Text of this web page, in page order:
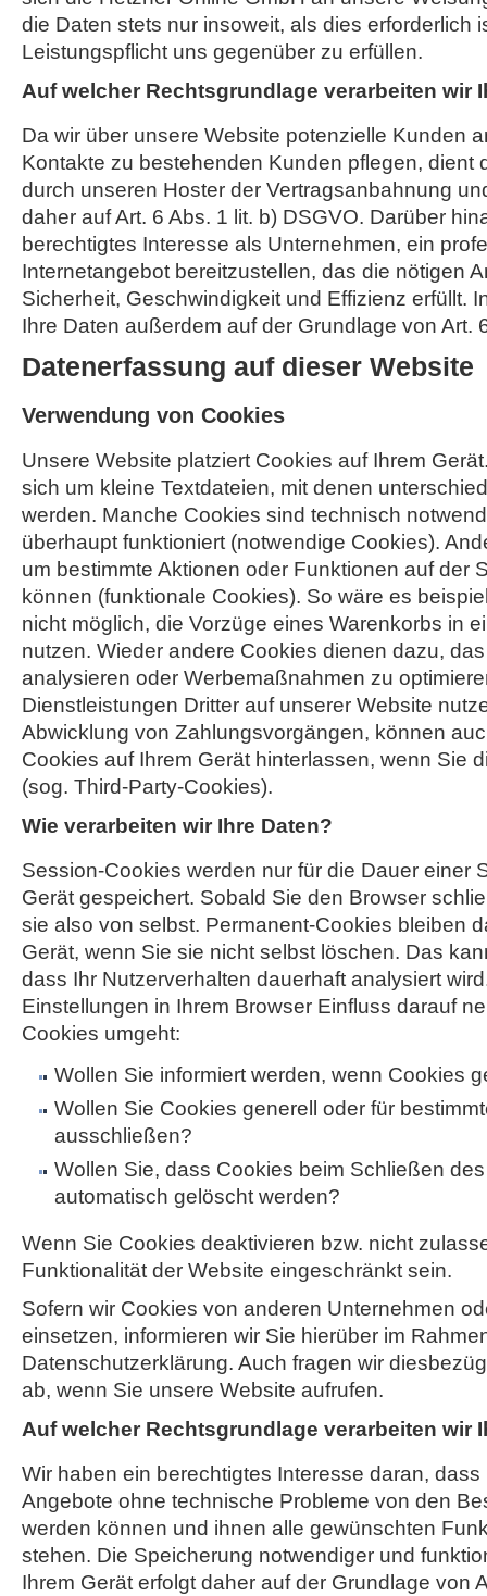
die Daten stets nur insoweit, als dies erforderlich
Leistungspflicht uns gegenüber zu erfüllen.
Auf welcher Rechtsgrundlage verarbeiten wir
Da wir über unsere Website potenzielle Kunden
Kontakte zu bestehenden Kunden pflegen, dient
durch unseren Hoster der Vertragsanbahnung
daher auf Art. 6 Abs. 1 lit. b) DSGVO. Darüber
berechtigtes Interesse als Unternehmen, ein
Internetangebot bereitzustellen, das die nötigen
Sicherheit, Geschwindigkeit und Effizienz erfüllt.
Ihre Daten außerdem auf der Grundlage von Art.
Datenerfassung auf dieser Website
Verwendung von Cookies
Unsere Website platziert Cookies auf Ihrem
sich um kleine Textdateien, mit denen
werden. Manche Cookies sind technisch
überhaupt funktioniert (notwendige Cookies).
um bestimmte Aktionen oder Funktionen auf der
können (funktionale Cookies). So wäre es
nicht möglich, die Vorzüge eines Warenkorbs in
nutzen. Wieder andere Cookies dienen dazu,
analysieren oder Werbemaßnahmen zu
Dienstleistungen Dritter auf unserer Website
Abwicklung von Zahlungsvorgängen, können
Cookies auf Ihrem Gerät hinterlassen, wenn Sie
(sog. Third-Party-Cookies).
Wie verarbeiten wir Ihre Daten?
Session-Cookies werden nur für die Dauer einer
Gerät gespeichert. Sobald Sie den Browser
sie also von selbst. Permanent-Cookies bleiben
Gerät, wenn Sie sie nicht selbst löschen. Das
dass Ihr Nutzerverhalten dauerhaft analysiert
Einstellungen in Ihrem Browser Einfluss darauf
Cookies umgeht:
Wollen Sie informiert werden, wenn Cookies
Wollen Sie Cookies generell oder für
ausschließen?
Wollen Sie, dass Cookies beim Schließen
automatisch gelöscht werden?
Wenn Sie Cookies deaktivieren bzw. nicht
Funktionalität der Website eingeschränkt sein.
Sofern wir Cookies von anderen Unternehmen
einsetzen, informieren wir Sie hierüber im
Datenschutzerklärung. Auch fragen wir
ab, wenn Sie unsere Website aufrufen.
Auf welcher Rechtsgrundlage verarbeiten wir
Wir haben ein berechtigtes Interesse daran,
Angebote ohne technische Probleme von den
werden können und ihnen alle gewünschten
stehen. Die Speicherung notwendiger und
Ihrem Gerät erfolgt daher auf der Grundlage von